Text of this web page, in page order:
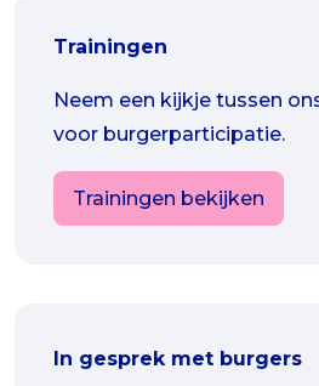
Trainingen
Neem een kijkje tussen
voor burgerparticipatie.
Trainingen bekijken
In gesprek met burgers